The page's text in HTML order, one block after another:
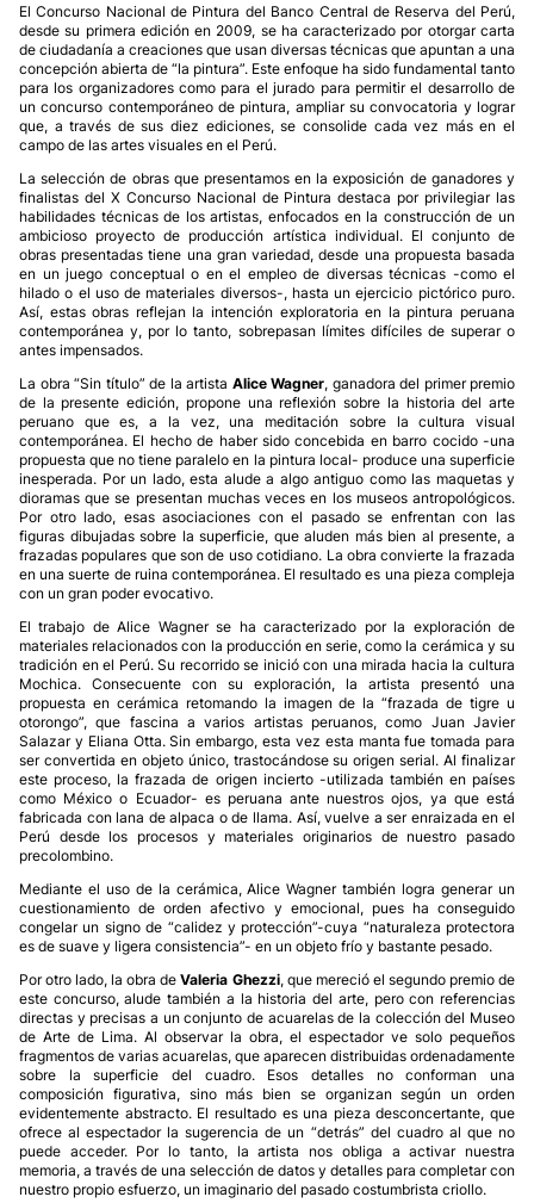
El Concurso Nacional de Pintura del Banco Central de Reserva del Perú,
desde su primera edición en 2009, se ha caracterizado por otorgar carta
de ciudadanía a creaciones que usan diversas técnicas que apuntan a una
concepción abierta de “la pintura”. Este enfoque ha sido fundamental tanto
para los organizadores como para el jurado para permitir el desarrollo de
un concurso contemporáneo de pintura, ampliar su convocatoria y lograr
que, a través de sus diez ediciones, se consolide cada vez más en el
campo de las artes visuales en el Perú.
La selección de obras que presentamos en la exposición de ganadores y
finalistas del X Concurso Nacional de Pintura destaca por privilegiar las
habilidades técnicas de los artistas, enfocados en la construcción de un
ambicioso proyecto de producción artística individual. El conjunto de
obras presentadas tiene una gran variedad, desde una propuesta basada
en un juego conceptual o en el empleo de diversas técnicas -como el
hilado o el uso de materiales diversos-, hasta un ejercicio pictórico puro.
Así, estas obras reflejan la intención exploratoria en la pintura peruana
contemporánea y, por lo tanto, sobrepasan límites difíciles de superar o
antes impensados.
La obra “Sin título” de la artista Alice Wagner, ganadora del primer premio
de la presente edición, propone una reflexión sobre la historia del arte
peruano que es, a la vez, una meditación sobre la cultura visual
contemporánea. El hecho de haber sido concebida en barro cocido -una
propuesta que no tiene paralelo en la pintura local- produce una superficie
inesperada. Por un lado, esta alude a algo antiguo como las maquetas y
dioramas que se presentan muchas veces en los museos antropológicos.
Por otro lado, esas asociaciones con el pasado se enfrentan con las
figuras dibujadas sobre la superficie, que aluden más bien al presente, a
frazadas populares que son de uso cotidiano. La obra convierte la frazada
en una suerte de ruina contemporánea. El resultado es una pieza compleja
con un gran poder evocativo.
El trabajo de Alice Wagner se ha caracterizado por la exploración de
materiales relacionados con la producción en serie, como la cerámica y su
tradición en el Perú. Su recorrido se inició con una mirada hacia la cultura
Mochica. Consecuente con su exploración, la artista presentó una
propuesta en cerámica retomando la imagen de la “frazada de tigre u
otorongo”, que fascina a varios artistas peruanos, como Juan Javier
Salazar y Eliana Otta. Sin embargo, esta vez esta manta fue tomada para
ser convertida en objeto único, trastocándose su origen serial. Al finalizar
este proceso, la frazada de origen incierto -utilizada también en países
como México o Ecuador- es peruana ante nuestros ojos, ya que está
fabricada con lana de alpaca o de llama. Así, vuelve a ser enraizada en el
Perú desde los procesos y materiales originarios de nuestro pasado
precolombino.
Mediante el uso de la cerámica, Alice Wagner también logra generar un
cuestionamiento de orden afectivo y emocional, pues ha conseguido
congelar un signo de “calidez y protección”-cuya “naturaleza protectora
es de suave y ligera consistencia”- en un objeto frío y bastante pesado.
Por otro lado, la obra de Valeria Ghezzi, que mereció el segundo premio de
este concurso, alude también a la historia del arte, pero con referencias
directas y precisas a un conjunto de acuarelas de la colección del Museo
de Arte de Lima. Al observar la obra, el espectador ve solo pequeños
fragmentos de varias acuarelas, que aparecen distribuidas ordenadamente
sobre la superficie del cuadro. Esos detalles no conforman una
composición figurativa, sino más bien se organizan según un orden
evidentemente abstracto. El resultado es una pieza desconcertante, que
ofrece al espectador la sugerencia de un “detrás” del cuadro al que no
puede acceder. Por lo tanto, la artista nos obliga a activar nuestra
memoria, a través de una selección de datos y detalles para completar con
nuestro propio esfuerzo, un imaginario del pasado costumbrista criollo.